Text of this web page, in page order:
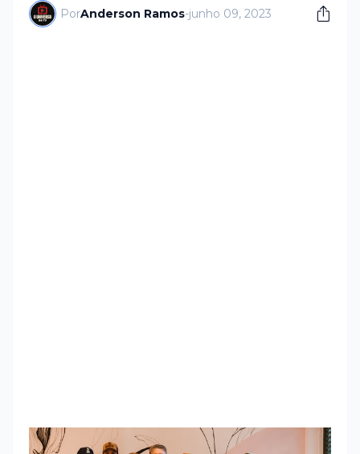
PorAnderson Ramos-junho 09, 2023